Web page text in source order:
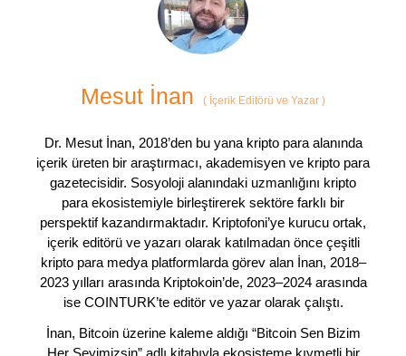
Mesut İnan ( İçerik Editörü ve Yazar )
Dr. Mesut İnan, 2018’den bu yana kripto para alanında
içerik üreten bir araştırmacı, akademisyen ve kripto para
gazetecisidir. Sosyoloji alanındaki uzmanlığını kripto
para ekosistemiyle birleştirerek sektöre farklı bir
perspektif kazandırmaktadır. Kriptofoni’ye kurucu ortak,
içerik editörü ve yazarı olarak katılmadan önce çeşitli
kripto para medya platformlarda görev alan İnan, 2018–
2023 yılları arasında Kriptokoin’de, 2023–2024 arasında
ise COINTURK’te editör ve yazar olarak çalıştı.
İnan, Bitcoin üzerine kaleme aldığı “Bitcoin Sen Bizim
Her Şeyimizsin” adlı kitabıyla ekosisteme kıymetli bir